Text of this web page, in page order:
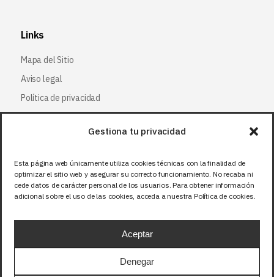
Gestiona tu privacidad
Esta página web únicamente utiliza cookies técnicas con la finalidad de
optimizar el sitio web y asegurar su correcto funcionamiento. No recaba ni
cede datos de carácter personal de los usuarios. Para obtener información
adicional sobre el uso de las cookies, acceda a nuestra Política de cookies.
Aceptar
Denegar
Links
Mapa del Sitio
Aviso legal
Política de privacidad
Política de cookies
Síguenos
Facebook
X (Twitter)
Instagram